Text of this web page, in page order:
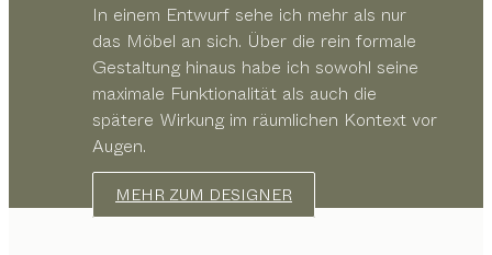
In einem Entwurf sehe ich mehr als nur
das Möbel an sich. Über die rein formale
Gestaltung hinaus habe ich sowohl seine
maximale Funktionalität als auch die
spätere Wirkung im räumlichen Kontext vor
Augen.
MEHR ZUM DESIGNER